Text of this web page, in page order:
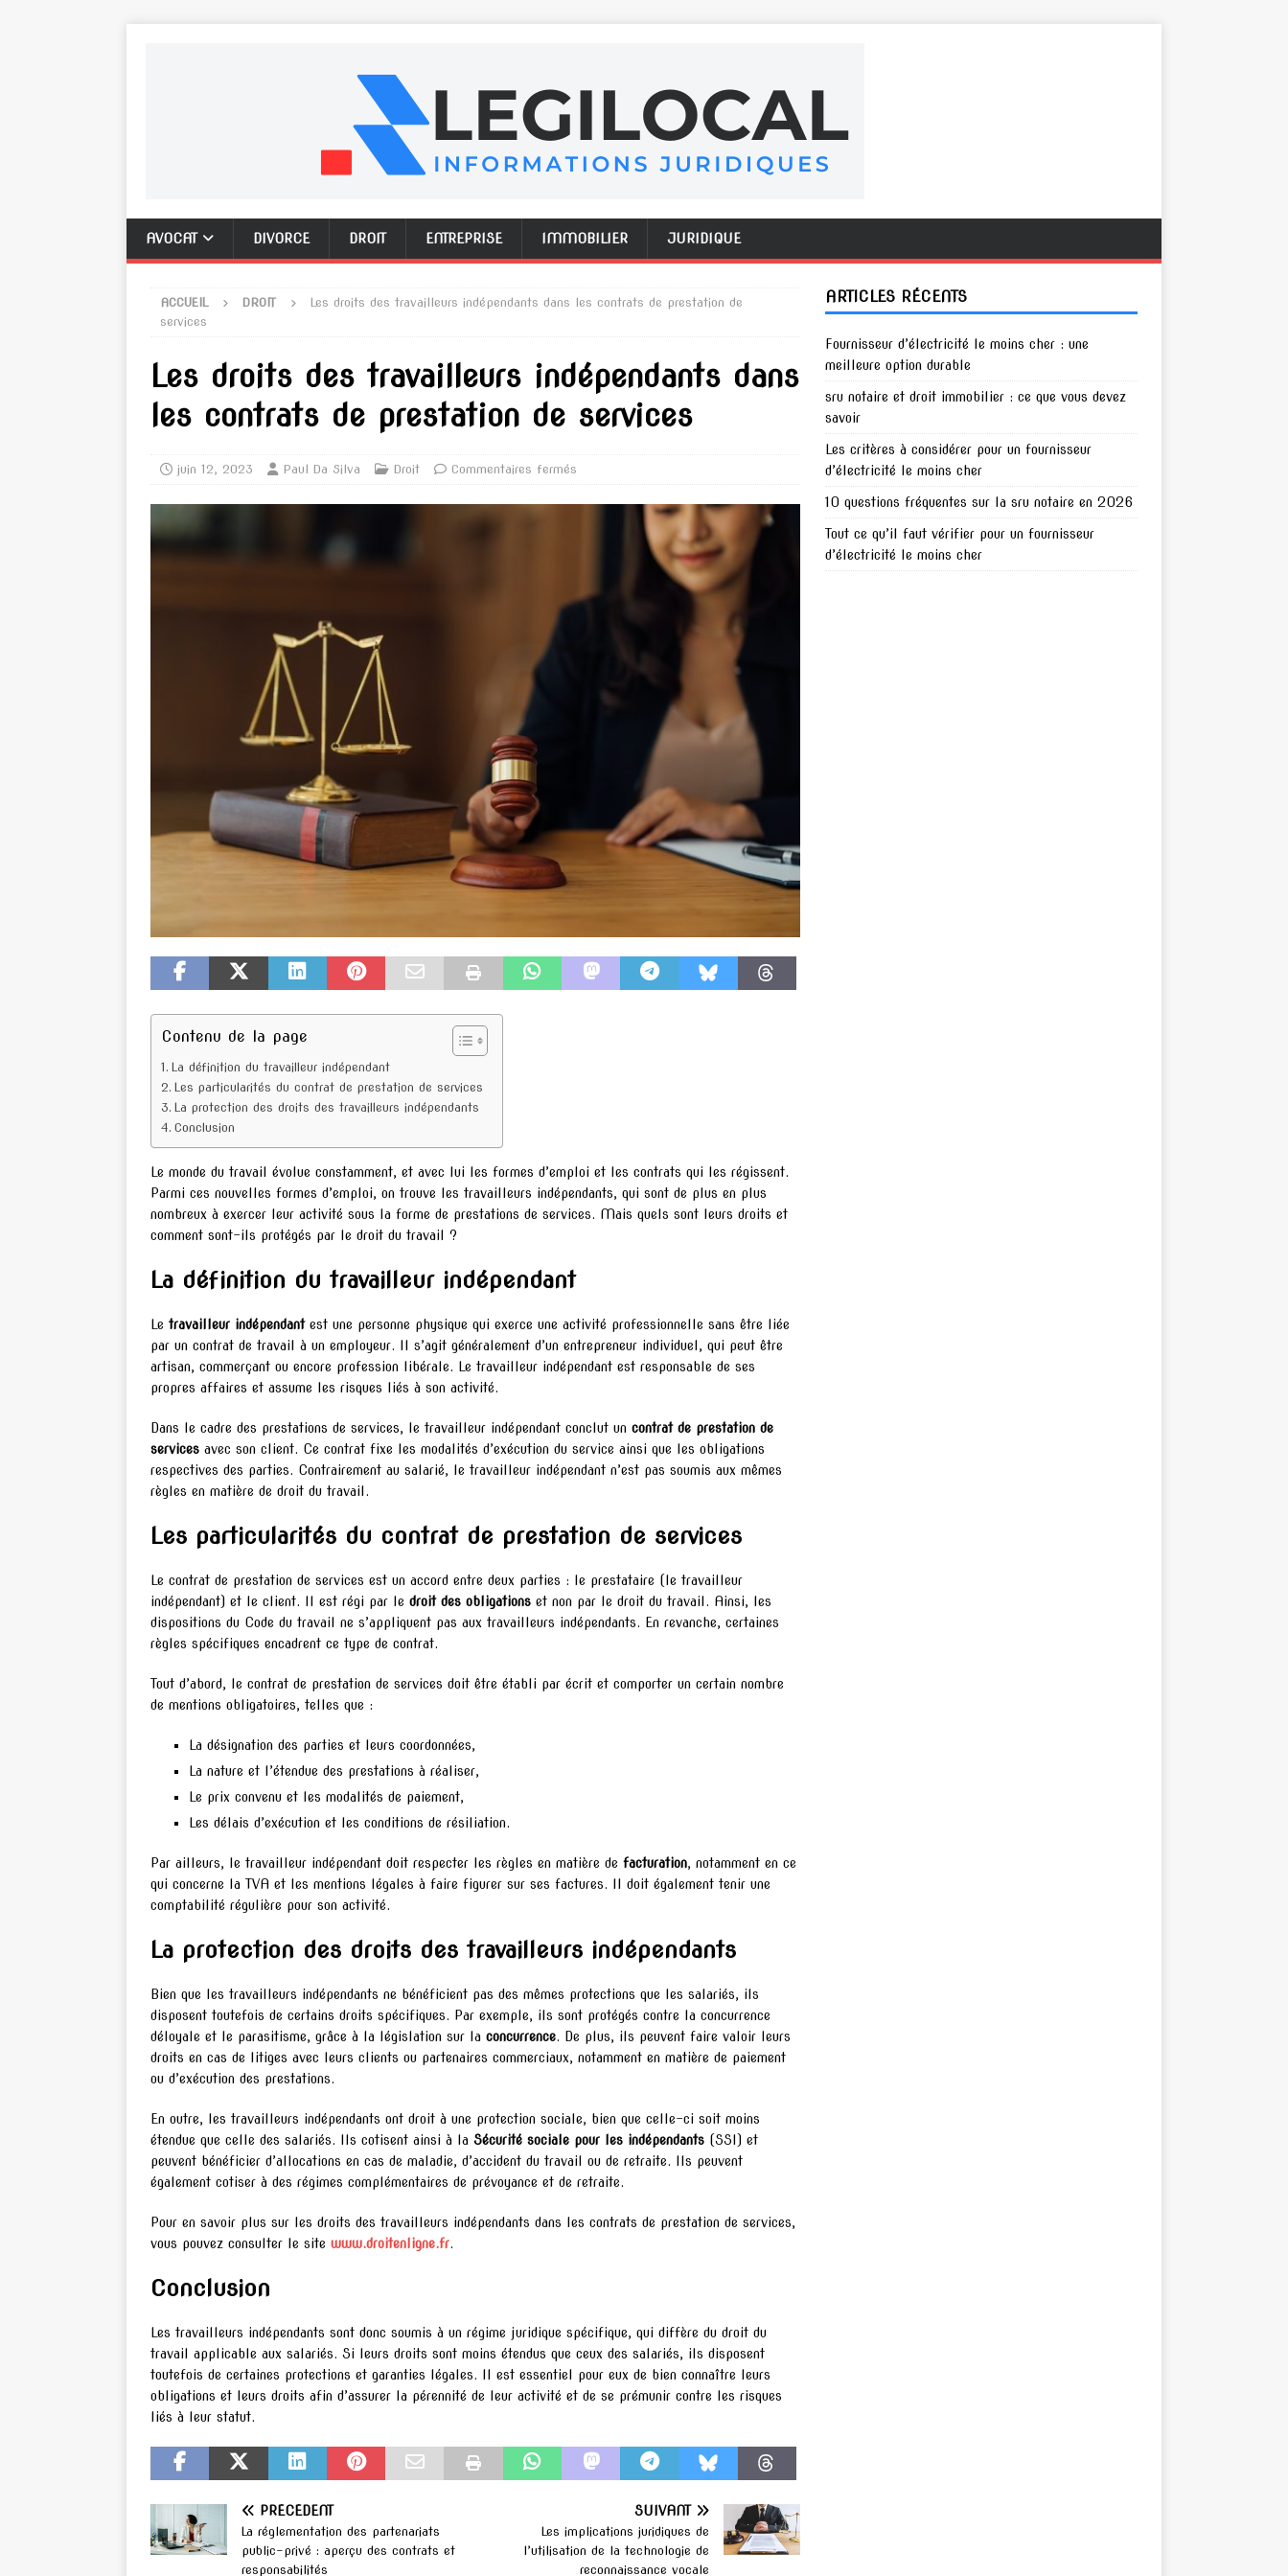
AVOCAT DIVORCE DROIT ENTREPRISE IMMOBILIER JURIDIQUE
ACCUEIL DROIT
Les droits des travailleurs indépendants dans les contrats de prestation de
services
Les droits des travailleurs indépendants dans
les contrats de prestation de services
juin 12, 2023 Paul Da Silva Droit Commentaires fermés
Contenu de la page
La définition du travailleur indépendant
Les particularités du contrat de prestation de services
La protection des droits des travailleurs indépendants
Conclusion
Le monde du travail évolue constamment, et avec lui les formes d’emploi et les contrats qui les régissent.
Parmi ces nouvelles formes d’emploi, on trouve les travailleurs indépendants, qui sont de plus en plus
nombreux à exercer leur activité sous la forme de prestations de services. Mais quels sont leurs droits et
comment sont-ils protégés par le droit du travail ?
La définition du travailleur indépendant
Le travailleur indépendantest une personne physique qui exerce une activité professionnelle sans être liée
par un contrat de travail à un employeur. Il s’agit généralement d’un entrepreneur individuel, qui peut être
artisan, commerçant ou encore profession libérale. Le travailleur indépendant est responsable de ses
propres affaires et assume les risques liés à son activité.
Dans le cadre des prestations de services, le travailleur indépendant conclut un contrat de prestation de
services avec son client. Ce contrat fixe les modalités d’exécution du service ainsi que les obligations
respectives des parties. Contrairement au salarié, le travailleur indépendant n’est pas soumis aux mêmes
règles en matière de droit du travail.
Les particularités du contrat de prestation de services
Le contrat de prestation de services est un accord entre deux parties : le prestataire (le travailleur
indépendant) et le client. Il est régi par le droit des obligations et non par le droit du travail. Ainsi, les
dispositions du Code du travail ne s’appliquent pas aux travailleurs indépendants. En revanche, certaines
règles spécifiques encadrent ce type de contrat.
Tout d’abord, le contrat de prestation de services doit être établi par écrit et comporter un certain nombre
de mentions obligatoires, telles que :
La désignation des parties et leurs coordonnées,
La nature et l’étendue des prestations à réaliser,
Le prix convenu et les modalités de paiement,
Les délais d’exécution et les conditions de résiliation.
Par ailleurs, le travailleur indépendant doit respecter les règles en matière de facturation, notamment en ce
qui concerne la TVA et les mentions légales à faire figurer sur ses factures. Il doit également tenir une
comptabilité régulière pour son activité.
La protection des droits des travailleurs indépendants
Bien que les travailleurs indépendants ne bénéficient pas des mêmes protections que les salariés, ils
disposent toutefois de certains droits spécifiques. Par exemple, ils sont protégés contre la concurrence
déloyale et le parasitisme, grâce à la législation sur la concurrence. De plus, ils peuvent faire valoir leurs
droits en cas de litiges avec leurs clients ou partenaires commerciaux, notamment en matière de paiement
ou d’exécution des prestations.
En outre, les travailleurs indépendants ont droit à une protection sociale, bien que celle-ci soit moins
étendue que celle des salariés. Ils cotisent ainsi à la Sécurité sociale pour les indépendants (SSI) et
peuvent bénéficier d’allocations en cas de maladie, d’accident du travail ou de retraite. Ils peuvent
également cotiser à des régimes complémentaires de prévoyance et de retraite.
Pour en savoir plus sur les droits des travailleurs indépendants dans les contrats de prestation de services,
vous pouvez consulter le site www.droitenligne.fr.
Conclusion
Les travailleurs indépendants sont donc soumis à un régime juridique spécifique, qui diffère du droit du
travail applicable aux salariés. Si leurs droits sont moins étendus que ceux des salariés, ils disposent
toutefois de certaines protections et garanties légales. Il est essentiel pour eux de bien connaître leurs
obligations et leurs droits afin d’assurer la pérennité de leur activité et de se prémunir contre les risques
liés à leur statut.
PRÉCÉDENT
La réglementation des partenariats
public-privé : aperçu des contrats et
responsabilités
SUIVANT
Les implications juridiques de
l’utilisation de la technologie de
reconnaissance vocale
ARTICLES RÉCENTS
Fournisseur d’électricité le moins cher : une
meilleure option durable
sru notaire et droit immobilier : ce que vous devez
savoir
Les critères à considérer pour un fournisseur
d’électricité le moins cher
10 questions fréquentes sur la sru notaire en 2026
Tout ce qu’il faut vérifier pour un fournisseur
d’électricité le moins cher